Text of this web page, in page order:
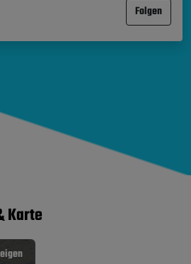
Folgen
Karte